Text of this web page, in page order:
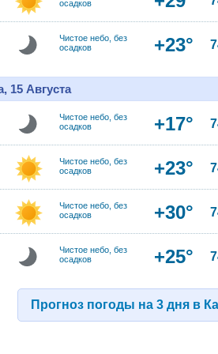
осадков
Чистое небо, без
осадков
+23°
15 Августа
Чистое небо, без
осадков
+17°
Чистое небо, без
осадков
+23°
Чистое небо, без
осадков
+30°
Чистое небо, без
осадков
+25°
Прогноз погоды на 3 дня в